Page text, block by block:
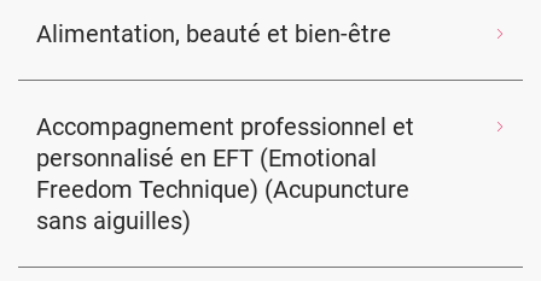
Alimentation, beauté et bien-être
Accompagnement professionnel et
personnalisé en EFT (Emotional
Freedom Technique) (Acupuncture
sans aiguilles)